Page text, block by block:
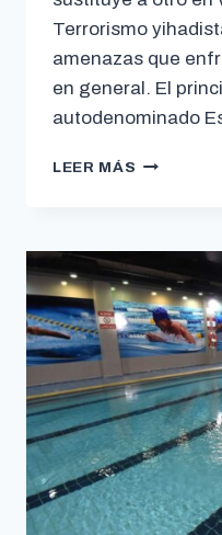
Terrorismo
amenazas que
en general. El
autodenominado
LEER MÁS